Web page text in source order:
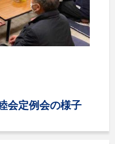
会定例会の様子